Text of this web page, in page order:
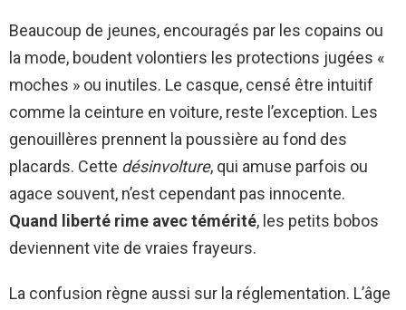
Beaucoup de jeunes, encouragés par les copains ou
la mode, boudent volontiers les protections jugées «
moches » ou inutiles. Le casque, censé être intuitif
comme la ceinture en voiture, reste l’exception. Les
genouillères prennent la poussière au fond des
placards. Cette désinvolture, qui amuse parfois ou
agace souvent, n’est cependant pas innocente.
Quand liberté rime avec témérité, les petits bobos
deviennent vite de vraies frayeurs.
La confusion règne aussi sur la réglementation. L’âge